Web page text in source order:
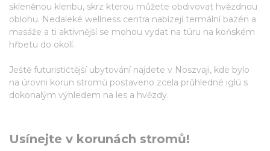
skleněnou klenbu, skrz kterou můžete obdivovat hvězdnou
oblohu. Nedaleké wellness centra nabízejí termální bazén a
masáže a ti aktivnější se mohou vydat na túru na koňském
hřbetu do okolí.
Ještě futurističtější ubytování najdete v Noszvaji, kde bylo
na úrovni korun stromů postaveno zcela průhledné iglú s
dokonalým výhledem na les a hvězdy.
Usínejte v korunách stromů!